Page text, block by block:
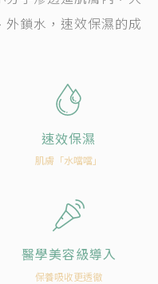
鎖水，速效保濕的成
速效保濕
肌膚「水噹噹」
醫學美容級導入
保養吸收更透徹